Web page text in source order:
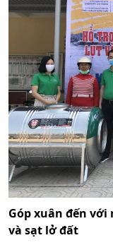
Góp xuân đến
và sạt lở đất